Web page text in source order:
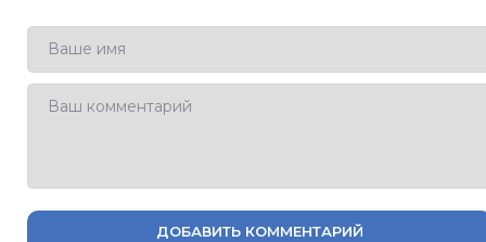
ДОБАВИТЬ КОММЕНТАРИЙ